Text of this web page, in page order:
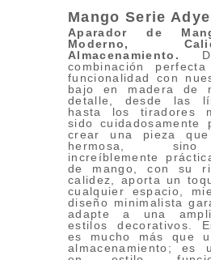
Mango Serie
Aparador de
Moderno,
Almacenamiento.
combinación
funcionalidad con
bajo en madera de
detalle, desde las
hasta los tiradores
sido cuidadosamente
crear una pieza
hermosa,
increíblemente
de mango, con su
calidez, aporta un
cualquier espacio,
diseño minimalista
adapte a una
estilos decorativos.
es mucho más que
almacenamiento; es